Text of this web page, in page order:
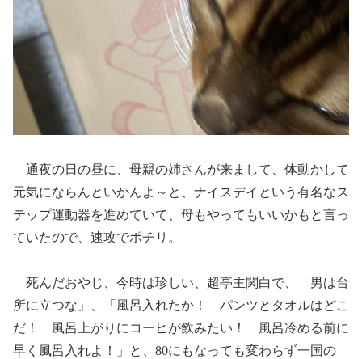
通夜の日の昼に、母親の姉さんが来まして、体動かして
元気にならんといかんよ～と、ナイスデイという有名なス
テップ運動器を進めていて、母もやってもいいかもと言っ
ていたので、速攻でポチリ。
死んだおやじ、今時は珍しい、超亭主関白で、「男は台
所に立つな」、「風呂入れたか！ パンツとタオルはどこ
だ！ 風呂上がりにコーヒが飲みたい！ 風呂冷める前に
早く風呂入れよ！」と、80にもなっても変わらず一国の